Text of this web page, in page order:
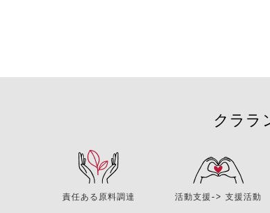
クララ
責任ある原料調達 活動支援-> 支援活動